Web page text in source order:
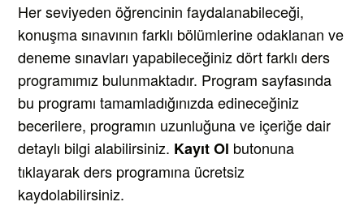
Her seviyeden öğrencinin faydalanabileceği,
konuşma sınavının farklı bölümlerine odaklanan ve
deneme sınavları yapabileceğiniz dört farklı ders
programımız bulunmaktadır. Program sayfasında
bu programı tamamladığınızda edineceğiniz
becerilere, programın uzunluğuna ve içeriğe dair
detaylı bilgi alabilirsiniz. Kayıt Ol butonuna
tıklayarak ders programına ücretsiz
kaydolabilirsiniz.